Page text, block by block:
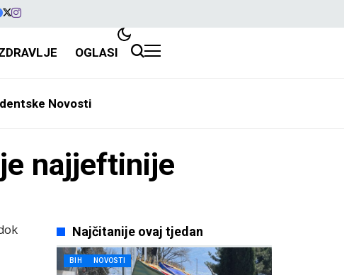
OGLASI
Novosti
najjeftinije
Najčitanije ovaj tjedan
BIH NOVOSTI